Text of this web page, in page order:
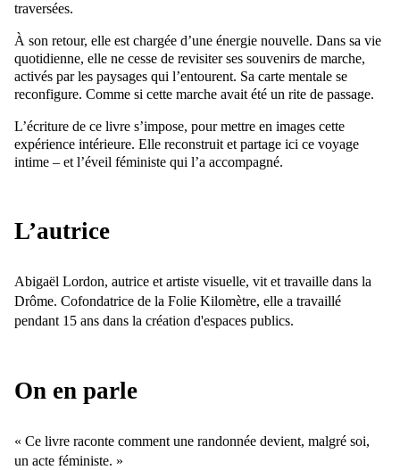
traversées.
À son retour, elle est chargée d’une énergie nouvelle. Dans sa vie
quotidienne, elle ne cesse de revisiter ses souvenirs de marche,
activés par les paysages qui l’entourent. Sa carte mentale se
reconfigure. Comme si cette marche avait été un rite de passage.
L’écriture de ce livre s’impose, pour mettre en images cette
expérience intérieure. Elle reconstruit et partage ici ce voyage
intime – et l’éveil féministe qui l’a accompagné.
L’autrice
Abigaël Lordon, autrice et artiste visuelle, vit et travaille dans la
Drôme. Cofondatrice de la Folie Kilomètre, elle a travaillé
pendant 15 ans dans la création d'espaces publics.
On en parle
« Ce livre raconte comment une randonnée devient, malgré soi,
un acte féministe. »